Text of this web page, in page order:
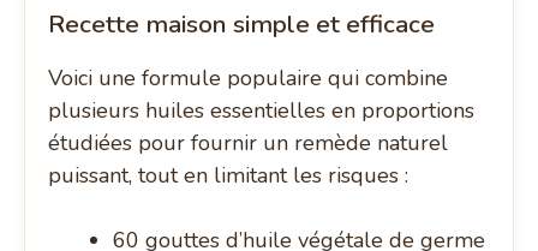
Recette maison simple et efficace
Voici une formule populaire qui combine
plusieurs huiles essentielles en proportions
étudiées pour fournir un remède naturel
puissant, tout en limitant les risques :
60 gouttes d’huile végétale de germe